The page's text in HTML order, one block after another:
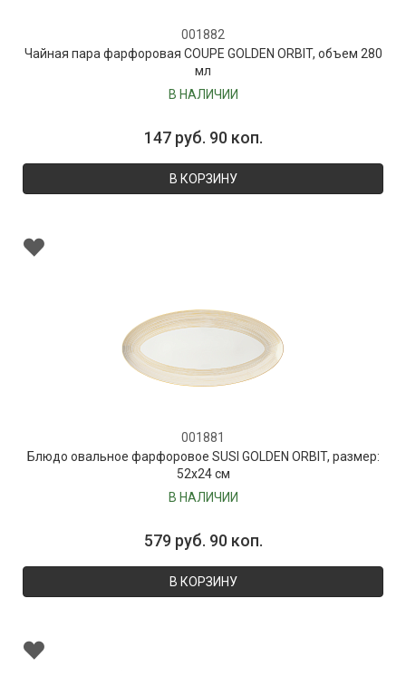
001882
Чайная пара фарфоровая COUPE GOLDEN ORBIT, объем 280
мл
В НАЛИЧИИ
147 руб. 90 коп.
В КОРЗИНУ
001881
Блюдо овальное фарфоровое SUSI GOLDEN ORBIT, размер:
52х24 см
В НАЛИЧИИ
579 руб. 90 коп.
В КОРЗИНУ